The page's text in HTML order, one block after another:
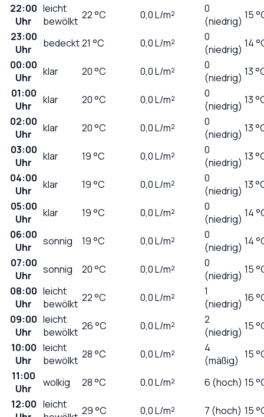
22:00
Uhr
leicht
bewölkt 22°C 0,0L/m²
0
(niedrig) 15
23:00
Uhr
bedeckt21 °C 0,0L/m²
0
(niedrig) 14
00:00
Uhr
klar 20°C 0,0L/m²
0
(niedrig) 13
01:00
Uhr
klar 20°C 0,0L/m²
0
(niedrig) 13
02:00
Uhr
klar 20°C 0,0L/m²
0
(niedrig) 13
03:00
Uhr
klar 19°C 0,0L/m²
0
(niedrig) 13
04:00
Uhr
klar 19°C 0,0L/m²
0
(niedrig) 13
05:00
Uhr
klar 19°C 0,0L/m²
0
(niedrig) 14
06:00
Uhr
sonnig 19°C 0,0L/m²
0
(niedrig) 14
07:00
Uhr
sonnig 20°C 0,0L/m²
0
(niedrig) 15
08:00
Uhr
leicht
bewölkt 22°C 0,0L/m²
1
(niedrig) 16
09:00
Uhr
leicht
bewölkt 26°C 0,0L/m²
2
(niedrig) 15
10:00
Uhr
leicht
bewölkt 28°C 0,0L/m²
4
(mäßig) 15
11:00
Uhr
wolkig 28°C 0,0L/m² 6 (hoch) 15
12:00 leicht
29°C 0,0L/m² 7 (hoch) 15